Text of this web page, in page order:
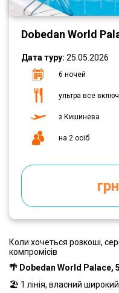
Dobedan World
Дата туру: 25.05.2026
6 ночей
ультра все
з Кишинева
на 2 осіб
Коли хочеться розкоші,
компромісів
🌴 Dobedan World Palace,
🏖 1 лінія, власний